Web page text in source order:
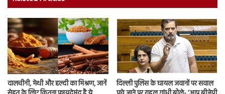
दालचीनी, मेथी और हल्दी का मिश्रण, जानें
दिल्ली पुलिस के घायल जवानों पर सवाल